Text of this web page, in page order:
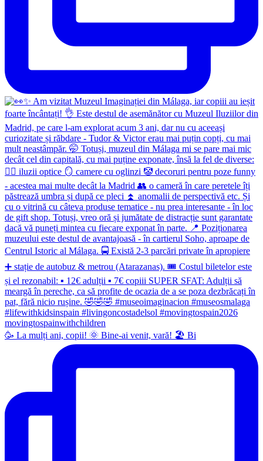
🥳 La mulți ani, copii! 🌞 Bine-ai venit, vară! 🏖 Bi